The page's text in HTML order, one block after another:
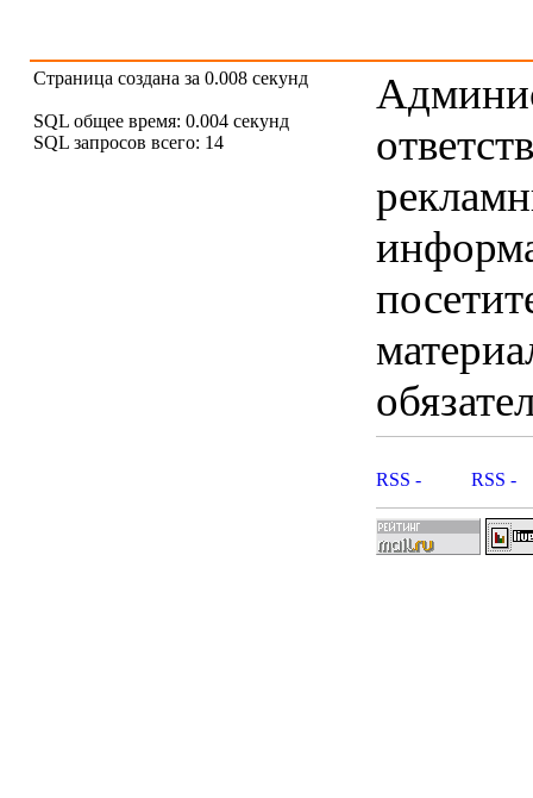
Страница создана за 0.008 секунд
SQL общее время: 0.004 секунд
SQL запросов всего: 14